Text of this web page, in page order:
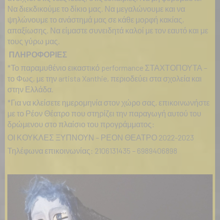
Να διεκδικούμε το δίκιο μας. Να μεγαλώνουμε και να
ψηλώνουμε το ανάστημά μας σε κάθε μορφή κακίας,
απαξίωσης. Να είμαστε συνειδητά καλοί με τον εαυτό και με
τους γύρω μας.
ΠΛΗΡΟΦΟΡΙΕΣ
*Το παραμυθένιο εικαστικό performance ΣΤΑΧΤΟΠΟΥΤΑ –
το Φως, με την artista Xanthie, περιοδεύει στα σχολεία και
στην Ελλάδα.
*Για να κλείσετε ημερομηνία στον χώρο σας, επικοινωνήστε
με το Ρέον Θέατρο που στηρίζει την παραγωγή αυτού του
δρώμενου στο πλαίσιο του προγράμματος:
ΟΙ ΚΟΥΚΛΕΣ ΞΥΠΝΟΥΝ – ΡΕΟΝ ΘΕΑΤΡΟ 2022-2023
Τηλέφωνα επικοινωνίας: 2106131435 – 6989406898